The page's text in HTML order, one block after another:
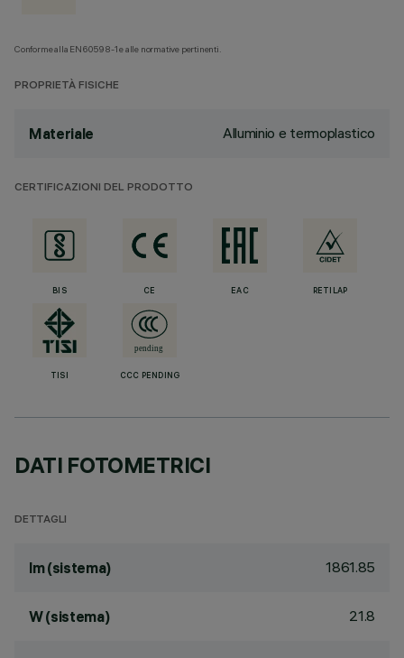
Conforme alla EN60598-1 e alle normative pertinenti.
PROPRIETÀ FISICHE
Materiale Alluminio e termoplastico
CERTIFICAZIONI DEL PRODOTTO
BIS CE EAC RETILAP
TISI CCC PENDING
DATI FOTOMETRICI
DETTAGLI
lm (sistema) 1861.85
W (sistema) 21.8